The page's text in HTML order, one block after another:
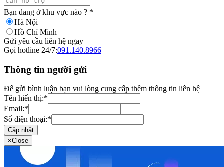
Bạn đang ở khu vực nào ? *
Hà Nội
Hồ Chí Minh
Gửi yêu cầu liên hệ ngay
Gọi hotline 24/7:091.140.8966
Thông tin người gửi
Để gửi bình luận bạn vui lòng cung cấp thêm thông tin liên hệ
Tên hiển thị:*
Email:*
Số điện thoại:*
Cập nhật
×Close